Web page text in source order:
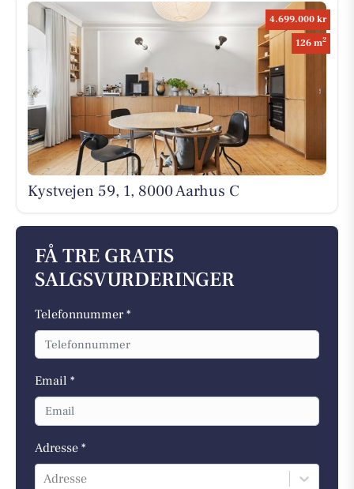
4.699.000 kr
126 m2
Kystvejen 59, 1, 8000 Aarhus C
FÅ TRE GRATIS
SALGSVURDERINGER
Telefonnummer *
Email *
Adresse *
Adresse